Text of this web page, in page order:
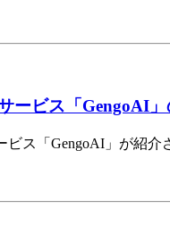
ビス「GengoAI」
ス「GengoAI」が紹